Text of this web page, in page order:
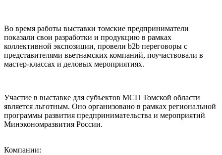
Во время работы выставки томские предприниматели
показали свои разработки и продукцию в рамках
коллективной экспозиции, провели b2b переговоры с
представителями вьетнамских компаний, поучаствовали в
мастер-классах и деловых мероприятиях.
Участие в выставке для субъектов МСП Томской области
является льготным. Оно организовано в рамках региональной
программы развития предпринимательства и мероприятий
Минэкономразвития России.
Компании: